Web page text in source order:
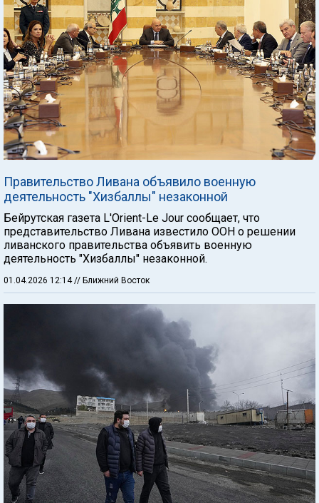
Правительство Ливана объявило военную
деятельность "Хизбаллы" незаконной
Бейрутская газета L'Orient-Le Jour сообщает, что
представительство Ливана известило ООН о решении
ливанского правительства объявить военную
деятельность "Хизбаллы" незаконной.
01.04.2026 12:14// Ближний Восток